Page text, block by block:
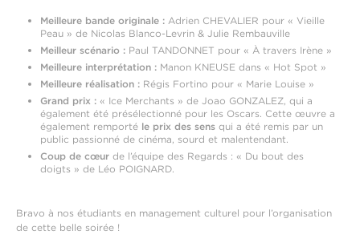
Meilleure bande originale : Adrien CHEVALIER pour « Vieille
Peau » de Nicolas Blanco-Levrin & Julie Rembauville
Meilleur scénario : Paul TANDONNET pour « À travers Irène »
Meilleure interprétation : Manon KNEUSE dans « Hot Spot »
Meilleure réalisation : Régis Fortino pour « Marie Louise »
Grand prix : « Ice Merchants » de Joao GONZALEZ, qui a
également été présélectionné pour les Oscars. Cette œuvre a
également remporté le prix des sens qui a été remis par un
public passionné de cinéma, sourd et malentendant.
Coup de cœur de l’équipe des Regards : « Du bout des
doigts » de Léo POIGNARD.
Bravo à nos étudiants en management culturel pour l’organisation
de cette belle soirée !